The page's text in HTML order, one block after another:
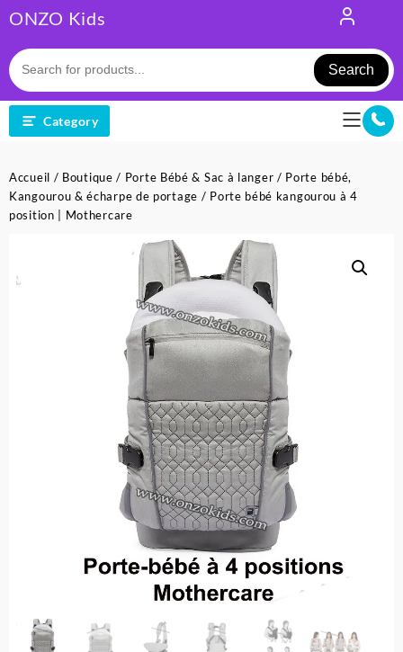
to
content
ONZO Kids
Search
Category
Accueil / Boutique / Porte Bébé & Sac à langer / Porte bébé,
Kangourou & écharpe de portage / Porte bébé kangourou à 4
position | Mothercare